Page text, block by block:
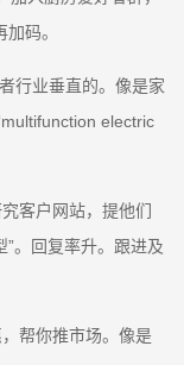
码。
行业垂直的。像是家
electric
客户网站，提他们
。回复率升。跟进及
帮你推市场。像是